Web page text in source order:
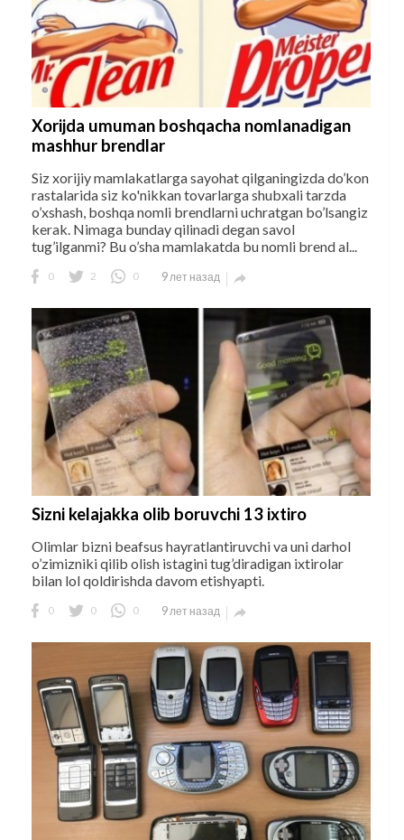
Xorijda umuman boshqacha nomlanadigan
mashhur brendlar
Siz xorijiy mamlakatlarga sayohat qilganingizda do’kon
rastalarida siz ko'nikkan tovarlarga shubxali tarzda
o’xshash, boshqa nomli brendlarni uchratgan bo’lsangiz
kerak. Nimaga bunday qilinadi degan savol
tug’ilganmi? Bu o’sha mamlakatda bu nomli brend al...
0 2 0 9 лет назад 
Sizni kelajakka olib boruvchi 13 ixtiro
Olimlar bizni beafsus hayratlantiruvchi va uni darhol
o’zimizniki qilib olish istagini tug’diradigan ixtirolar
bilan lol qoldirishda davom etishyapti.
0 0 0 9 лет назад 